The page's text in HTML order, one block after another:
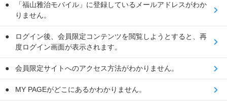
「福山雅治モバイル」に登録しているメールアドレスがわか
りません。
ログイン後、会員限定コンテンツを閲覧しようとすると、再
度ログイン画面が表示されます。
会員限定サイトへのアクセス方法がわかりません。
MY PAGEがどこにあるかわかりません。